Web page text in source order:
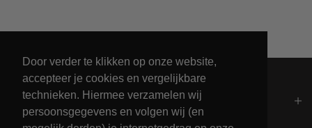
Door verder te klikken op onze website,
accepteer je cookies en vergelijkbare
technieken. Hiermee verzamelen wij
persoonsgegevens en volgen wij (en
Algemeen